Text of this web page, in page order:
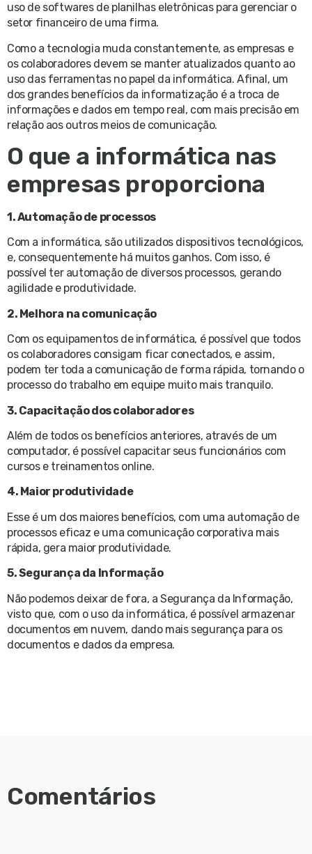
uso de softwares de planilhas eletrônicas para gerenciar o
setor financeiro de uma firma.
Como a tecnologia muda constantemente, as empresas e
os colaboradores devem se manter atualizados quanto ao
uso das ferramentas no papel da informática. Afinal, um
dos grandes benefícios da informatização é a troca de
informações e dados em tempo real, com mais precisão em
relação aos outros meios de comunicação.
O que a informática nas
empresas proporciona
1. Automação de processos
Com a informática, são utilizados dispositivos tecnológicos,
e, consequentemente há muitos ganhos. Com isso, é
possível ter automação de diversos processos, gerando
agilidade e produtividade.
2. Melhora na comunicação
Com os equipamentos de informática, é possível que todos
os colaboradores consigam ficar conectados, e assim,
podem ter toda a comunicação de forma rápida, tornando o
processo do trabalho em equipe muito mais tranquilo.
3. Capacitação dos colaboradores
Além de todos os benefícios anteriores, através de um
computador, é possível capacitar seus funcionários com
cursos e treinamentos online.
4. Maior produtividade
Esse é um dos maiores benefícios, com uma automação de
processos eficaz e uma comunicação corporativa mais
rápida, gera maior produtividade.
5. Segurança da Informação
Não podemos deixar de fora, a Segurança da Informação,
visto que, com o uso da informática, é possível armazenar
documentos em nuvem, dando mais segurança para os
documentos e dados da empresa.
Comentários